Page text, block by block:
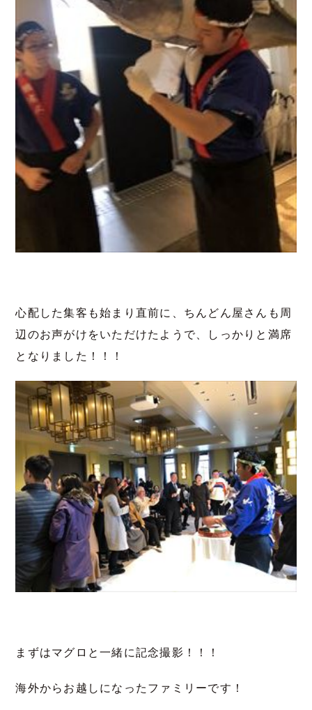
心配した集客も始まり直前に、ちんどん屋さんも周
辺のお声がけをいただけたようで、しっかりと満席
となりました！！！
まずはマグロと一緒に記念撮影！！！
海外からお越しになったファミリーです！